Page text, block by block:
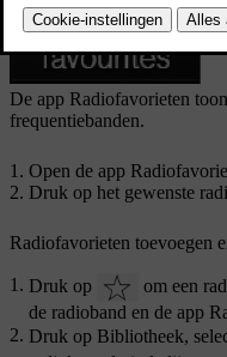
De app Radiofavorieten
frequentiebanden.
Open de app
Druk op het gewenste
Radiofavorieten toevoegen
Druk op
om een
de radioband en de app
Druk op Bibliotheek ,